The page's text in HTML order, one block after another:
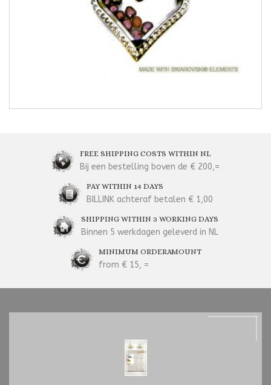
FREE SHIPPING COSTS WITHIN NL
Bij een bestelling boven de € 200,=
PAY WITHIN 14 DAYS
BILLINK achteraf betalen € 1,00
SHIPPING WITHIN 3 WORKING DAYS
Binnen 5 werkdagen geleverd in NL
MINIMUM ORDERAMOUNT
from € 15, =